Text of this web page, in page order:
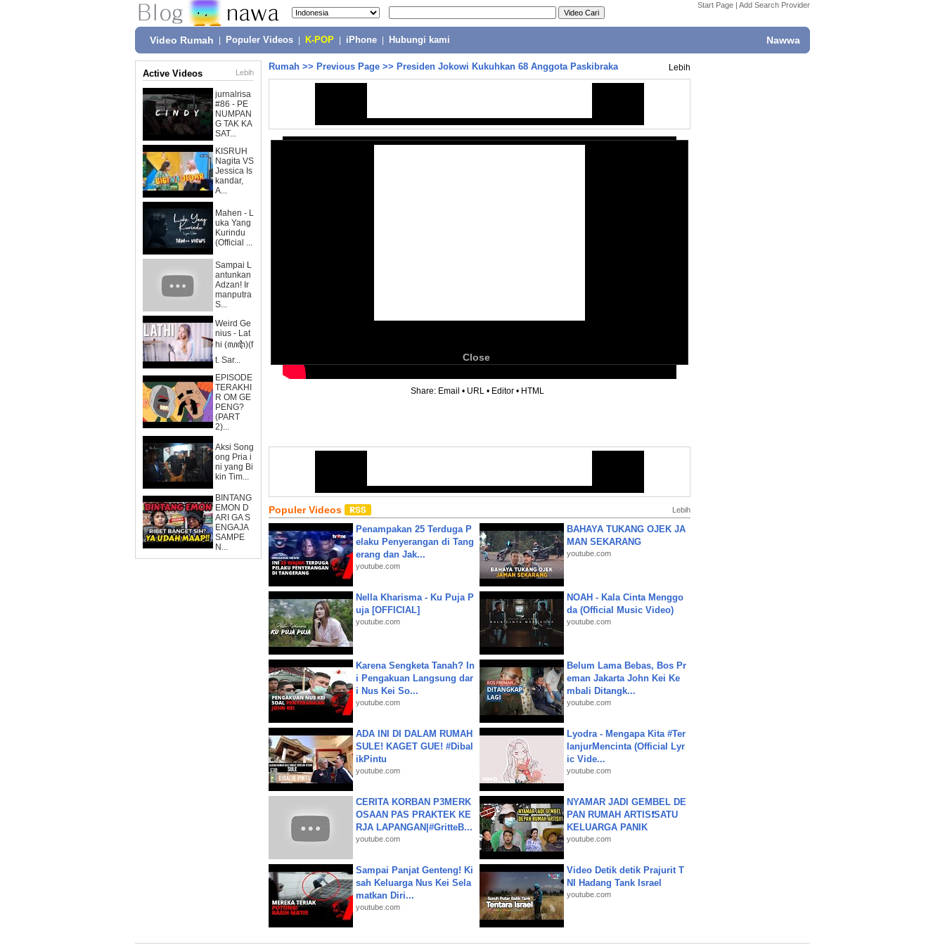
Start Page | Add Search Provider
Video Rumah Populer Videos K-POP iPhone Hubungi kami Nawwa
Active Videos Lebih
jurnalrisa
#86 - PE
NUMPAN
G TAK KA
SAT...
KISRUH
Nagita VS
Jessica Is
kandar,
A...
Mahen - L
uka Yang
Kurindu
(Official ...
Sampai L
antunkan
Adzan! Ir
manputra
S...
Weird Ge
nius - Lat
hi (ꦭꦛꦶ)(f
t. Sar...
EPISODE
TERAKHI
R OM GE
PENG?
(PART
2)...
Aksi Song
ong Pria i
ni yang Bi
kin Tim...
BINTANG
EMON D
ARI GA S
ENGAJA
SAMPE
N...
Rumah >> Previous Page >> Presiden Jokowi Kukuhkan 68 Anggota Paskibraka Lebih
Close
Share: Email • URL • Editor • HTML
Populer Videos Lebih
Penampakan 25 Terduga P
elaku Penyerangan di Tang
erang dan Jak...
youtube.com
BAHAYA TUKANG OJEK JA
MAN SEKARANG
youtube.com
Nella Kharisma - Ku Puja P
uja [OFFICIAL]
youtube.com
NOAH - Kala Cinta Menggo
da (Official Music Video)
youtube.com
Karena Sengketa Tanah? In
i Pengakuan Langsung dar
i Nus Kei So...
youtube.com
Belum Lama Bebas, Bos Pr
eman Jakarta John Kei Ke
mbali Ditangk...
youtube.com
ADA INI DI DALAM RUMAH
SULE! KAGET GUE! #Dibal
ikPintu
youtube.com
Lyodra - Mengapa Kita #Ter
lanjurMencinta (Official Lyr
ic Vide...
youtube.com
CERITA KORBAN P3MERK
OSAAN PAS PRAKTEK KE
RJA LAPANGAN|#GritteB...
youtube.com
NYAMAR JADI GEMBEL DE
PAN RUMAH ARTIS❗SATU
KELUARGA PANIK
youtube.com
Sampai Panjat Genteng! Ki
sah Keluarga Nus Kei Sela
matkan Diri...
youtube.com
Video Detik detik Prajurit T
NI Hadang Tank Israel
youtube.com